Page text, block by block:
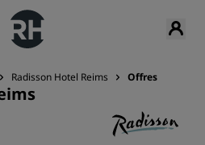
Radisson Hotel Reims Offres